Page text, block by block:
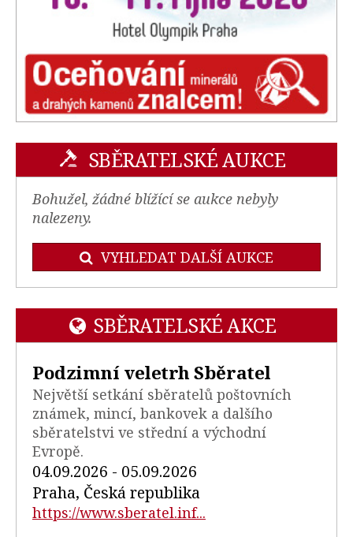
SBĚRATELSKÉ AUKCE
Bohužel, žádné blížící se aukce nebyly
nalezeny.
VYHLEDAT DALŠÍ AUKCE
SBĚRATELSKÉ AKCE
Podzimní veletrh Sběratel
Největší setkání sběratelů poštovních
známek, mincí, bankovek a dalšího
sběratelstvi ve střední a východní
Evropě.
04.09.2026 - 05.09.2026
Praha, Česká republika
https://www.sberatel.inf...